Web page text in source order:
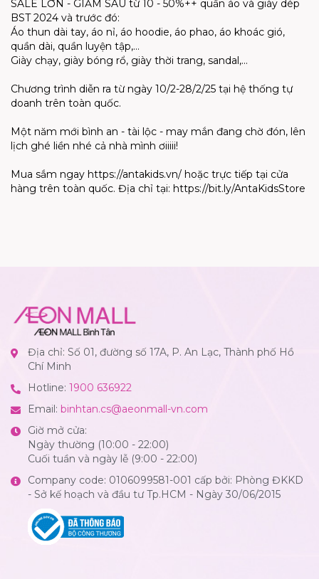
SALE LỚN - GIẢM SÂU từ 10 - 50%++ quần áo và giày dép
BST 2024 và trước đó:
Áo thun dài tay, áo nỉ, áo hoodie, áo phao, áo khoác gió,
quần dài, quần luyện tập,...
Giày chạy, giày bóng rổ, giày thời trang, sandal,...
Chương trình diễn ra từ ngày 10/2-28/2/25 tại hệ thống tự
doanh trên toàn quốc.
Một năm mới bình an - tài lộc - may mắn đang chờ đón, lên
lịch ghé liền nhé cả nhà mình ơiiiii!
Mua sắm ngay https://antakids.vn/ hoặc trực tiếp tại cửa
hàng trên toàn quốc. Địa chỉ tại: https://bit.ly/AntaKidsStore
Địa chỉ: Số 01, đường số 17A, P. An Lạc, Thành phố Hồ
Chí Minh
Hotline: 1900 636922
Email: binhtan.cs@aeonmall-vn.com
Giờ mở cửa:
Ngày thường (10:00 - 22:00)
Cuối tuần và ngày lễ (9:00 - 22:00)
Company code: 0106099581-001 cấp bởi: Phòng ĐKKD
- Sở kế hoạch và đầu tư Tp.HCM - Ngày 30/06/2015